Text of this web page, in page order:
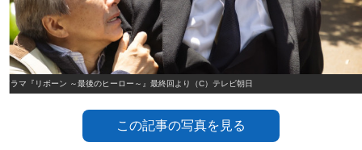
ドラマ『リボーン ～最後のヒーロー～』最終回より（C）テレビ朝日
この記事の写真を見る